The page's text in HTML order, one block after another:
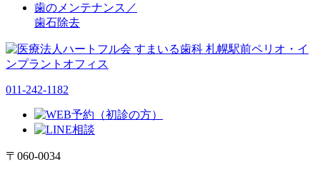
歯のメンテナンス／
歯石除去
011-242-1182
〒060-0034